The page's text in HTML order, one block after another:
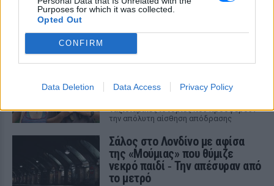
Purposes for which it was collected.
Opted Out
CONFIRM
Data Deletion Data Access Privacy Policy
108 επεισόδια γέλιου: Η σειρά του Χάρη
επαναλήψεις
5 ταινίες του Netflix για να δεις
στις διακοπές
ΠΡΙΝ 5 ΏΡΕΣ
ταξιδιάρικες ιστορίες που προσφέρουν
την απόλυτη αίσθηση απόδρασης
Σάλος στο Λονδίνο με αφίσα
της «Μούμιας» που θύμιζε
νεκρό παιδί ‑ Την απέσυραν από
το μετρό